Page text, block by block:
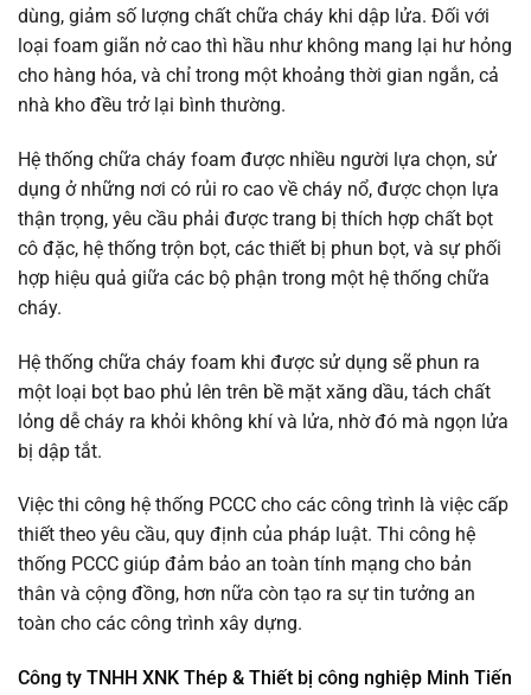
dùng, giảm số lượng chất chữa cháy khi dập lửa. Đối với
loại foam giãn nở cao thì hầu như không mang lại hư hỏng
cho hàng hóa, và chỉ trong một khoảng thời gian ngắn, cả
nhà kho đều trở lại bình thường.
Hệ thống chữa cháy foam được nhiều người lựa chọn, sử
dụng ở những nơi có rủi ro cao về cháy nổ, được chọn lựa
thận trọng, yêu cầu phải được trang bị thích hợp chất bọt
cô đặc, hệ thống trộn bọt, các thiết bị phun bọt, và sự phối
hợp hiệu quả giữa các bộ phận trong một hệ thống chữa
cháy.
Hệ thống chữa cháy foam khi được sử dụng sẽ phun ra
một loại bọt bao phủ lên trên bề mặt xăng dầu, tách chất
lỏng dễ cháy ra khỏi không khí và lửa, nhờ đó mà ngọn lửa
bị dập tắt.
Việc thi công hệ thống PCCC cho các công trình là việc cấp
thiết theo yêu cầu, quy định của pháp luật. Thi công hệ
thống PCCC giúp đảm bảo an toàn tính mạng cho bản
thân và cộng đồng, hơn nữa còn tạo ra sự tin tưởng an
toàn cho các công trình xây dựng.
Công ty TNHH XNK Thép & Thiết bị công nghiệp Minh Tiến